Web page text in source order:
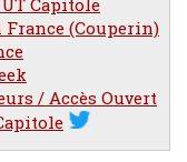
Capitole
France (Couperin)
/ Accès Ouvert